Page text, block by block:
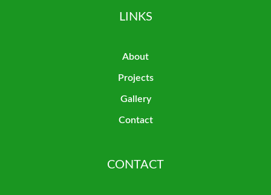
LINKS
About
Projects
Gallery
Contact
CONTACT